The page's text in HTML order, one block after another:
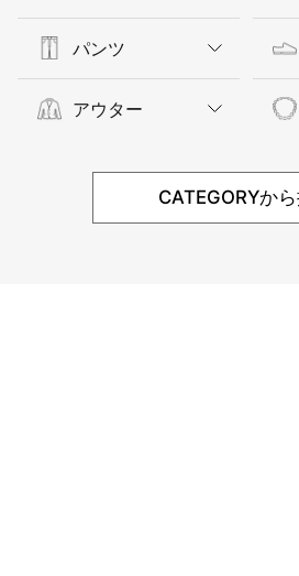
パンツ
アウター
CATEGORYか